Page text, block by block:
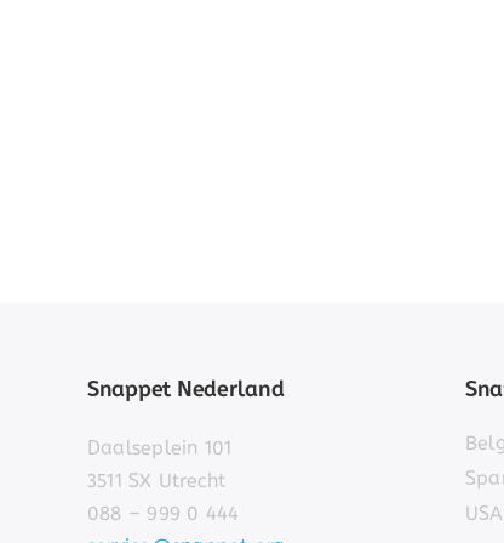
Snappet Nederland
Daalseplein 101
3511 SX Utrecht
088 – 999 0 444
USA